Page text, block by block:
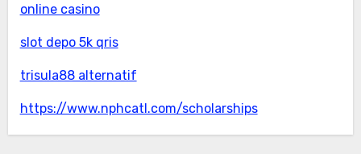
online casino
slot depo 5k qris
trisula88 alternatif
https://www.nphcatl.com/scholarships